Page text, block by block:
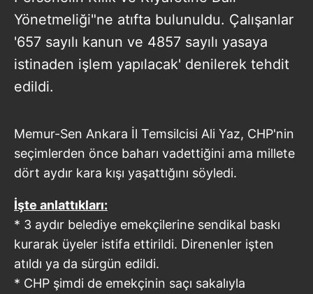
Yönetmeliği"ne atıfta bulunuldu. Çalışanlar
'657 sayılı kanun ve 4857 sayılı yasaya
istinaden işlem yapılacak' denilerek tehdit
edildi.
Memur-Sen Ankara İl Temsilcisi Ali Yaz, CHP'nin
seçimlerden önce baharı vadettiğini ama millete
dört aydır kara kışı yaşattığını söyledi.
İşte anlattıkları:
* 3 aydır belediye emekçilerine sendikal baskı
kurarak üyeler istifa ettirildi. Direnenler işten
atıldı ya da sürgün edildi.
* CHP şimdi de emekçinin saçı sakalıyla